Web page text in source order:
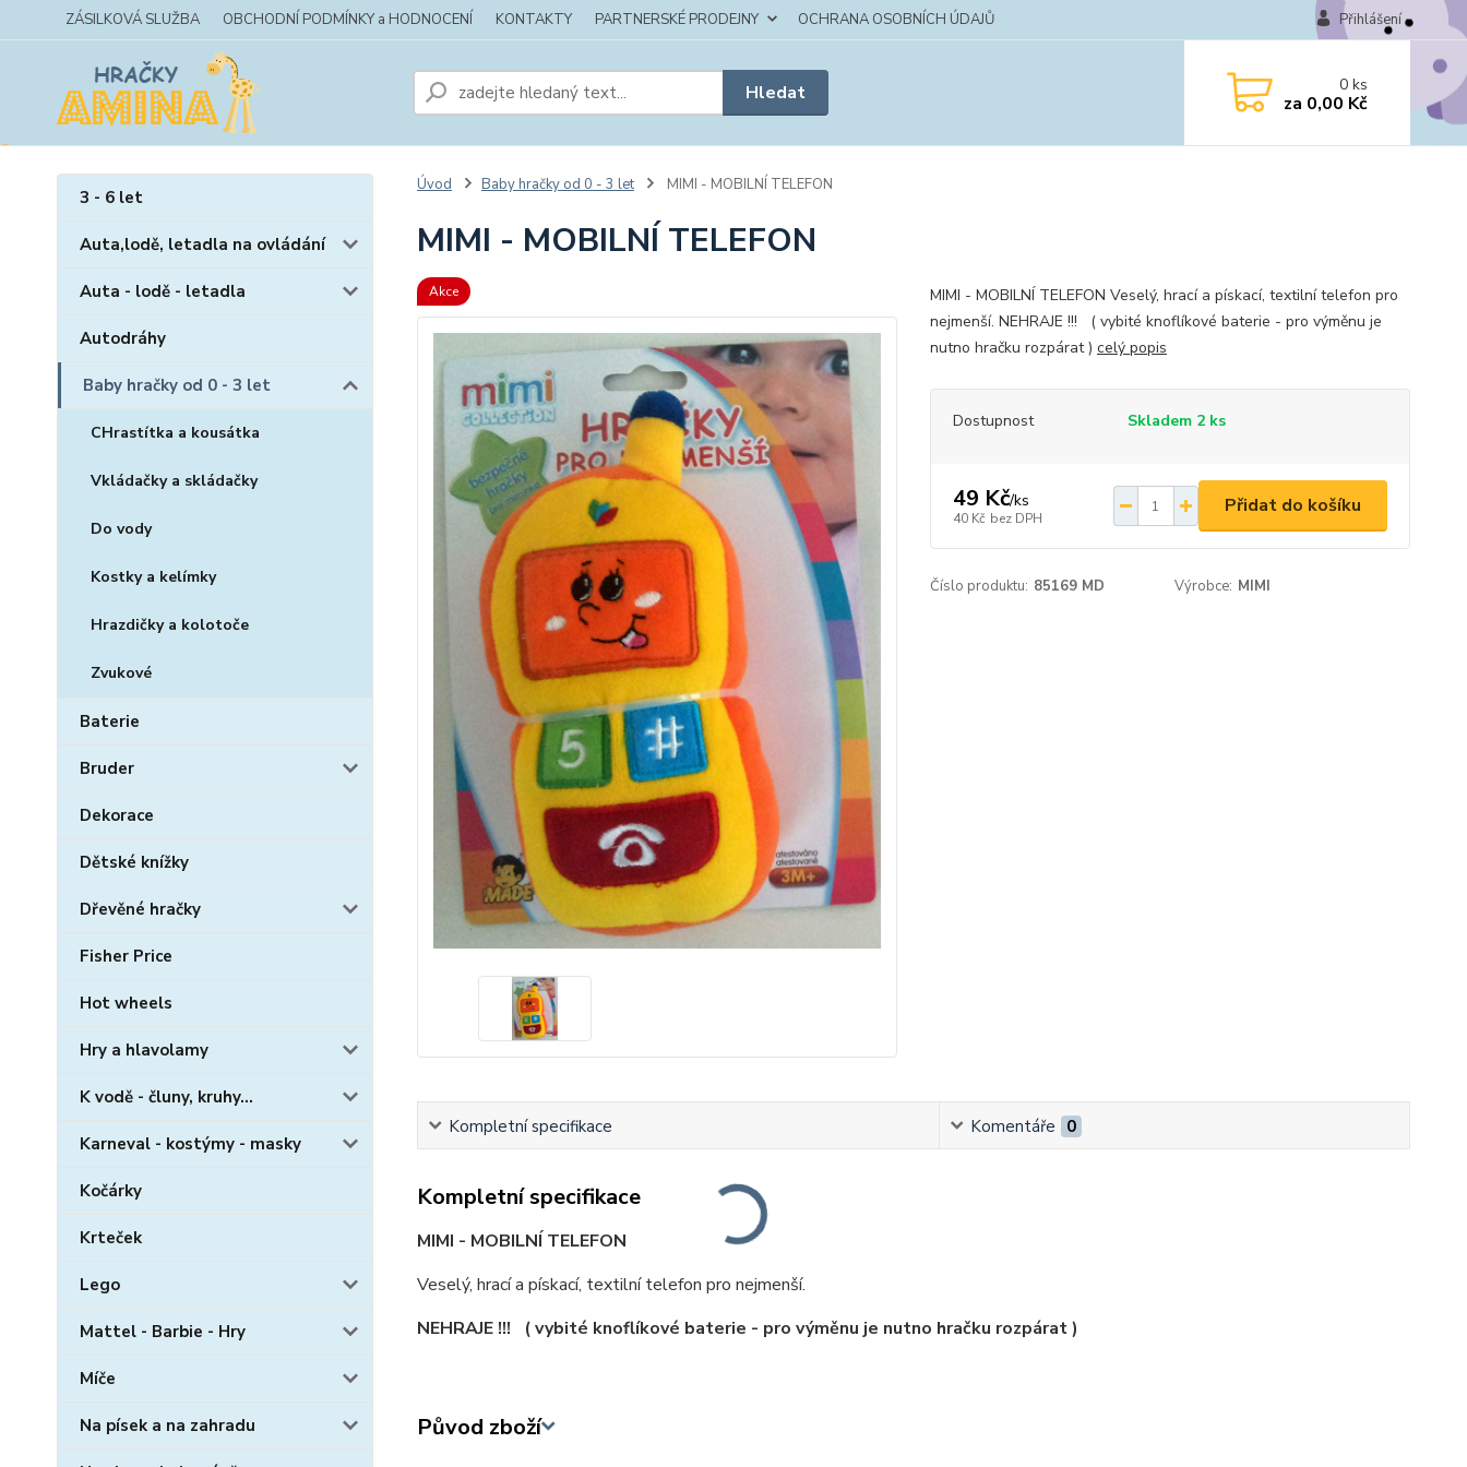
ZÁSILKOVÁ SLUŽBA OBCHODNÍ PODMÍNKY a HODNOCENÍ KONTAKTY PARTNERSKÉ PRODEJNY OCHRANA OSOBNÍCH ÚDAJŮ Přihlášení
Hledat 0ks
za 0,00 Kč
3 - 6 let
Auta,lodě, letadla na ovládání
Auta - lodě - letadla
Autodráhy
Baby hračky od 0 - 3 let
CHrastítka a kousátka
Vkládačky a skládačky
Do vody
Kostky a kelímky
Hrazdičky a kolotoče
Zvukové
Baterie
Bruder
Dekorace
Dětské knížky
Dřevěné hračky
Fisher Price
Hot wheels
Hry a hlavolamy
K vodě - čluny, kruhy...
Karneval - kostýmy - masky
Kočárky
Krteček
Lego
Mattel - Barbie - Hry
Míče
Na písek a na zahradu
Úvod Baby hračky od 0 - 3 let MIMI - MOBILNÍ TELEFON
MIMI - MOBILNÍ TELEFON
Akce
MIMI - MOBILNÍ TELEFON Veselý, hrací a pískací, textilní telefon pro
nejmenší. NEHRAJE !!! ( vybité knoflíkové baterie - pro výměnu je
nutno hračku rozpárat ) celý popis
Dostupnost Skladem 2 ks
49 Kč/ks
40 Kč bez DPH
Přidat do košíku
Číslo produktu: 85169 MD Výrobce: MIMI
Kompletní specifikace Komentáře 0
Kompletní specifikace
MIMI - MOBILNÍ TELEFON
Veselý, hrací a pískací, textilní telefon pro nejmenší.
NEHRAJE !!! ( vybité knoflíkové baterie - pro výměnu je nutno hračku rozpárat )
Původ zboží